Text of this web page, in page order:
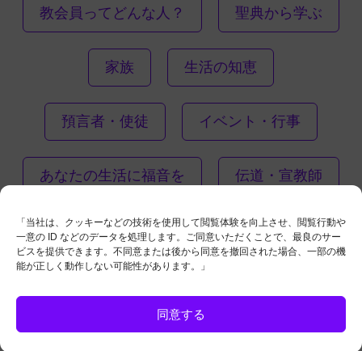
「当社は、クッキーなどの技術を使用して閲覧体験を向上させ、閲覧行動や
一意の ID などのデータを処理します。ご同意いただくことで、最良のサー
ビスを提供できます。不同意または後から同意を撤回された場合、一部の機
能が正しく動作しない可能性があります。」
同意する
教会員ってどんな人？ 聖典から学ぶ
家族 生活の知恵
預言者・使徒 イベント・行事
あなたの生活に福音を 伝道・宣教師
ご質問があり